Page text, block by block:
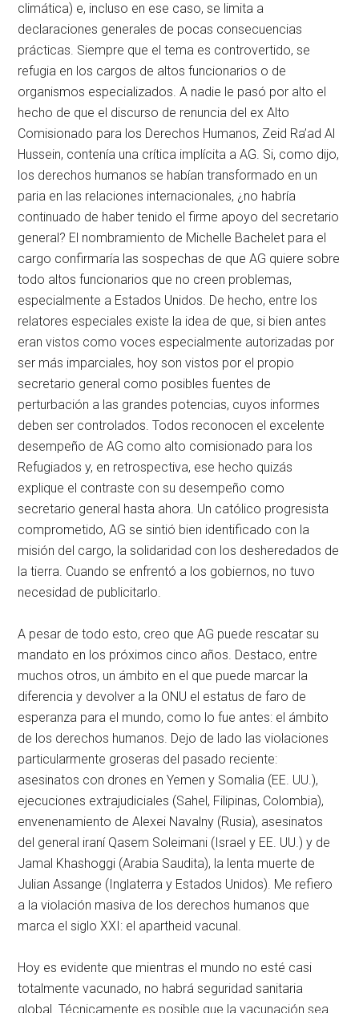
climática) e, incluso en ese caso, se limita a
declaraciones generales de pocas consecuencias
prácticas. Siempre que el tema es controvertido, se
refugia en los cargos de altos funcionarios o de
organismos especializados. A nadie le pasó por alto el
hecho de que el discurso de renuncia del ex Alto
Comisionado para los Derechos Humanos, Zeid Ra’ad Al
Hussein, contenía una crítica implícita a AG. Si, como dijo,
los derechos humanos se habían transformado en un
paria en las relaciones internacionales, ¿no habría
continuado de haber tenido el firme apoyo del secretario
general? El nombramiento de Michelle Bachelet para el
cargo confirmaría las sospechas de que AG quiere sobre
todo altos funcionarios que no creen problemas,
especialmente a Estados Unidos. De hecho, entre los
relatores especiales existe la idea de que, si bien antes
eran vistos como voces especialmente autorizadas por
ser más imparciales, hoy son vistos por el propio
secretario general como posibles fuentes de
perturbación a las grandes potencias, cuyos informes
deben ser controlados. Todos reconocen el excelente
desempeño de AG como alto comisionado para los
Refugiados y, en retrospectiva, ese hecho quizás
explique el contraste con su desempeño como
secretario general hasta ahora. Un católico progresista
comprometido, AG se sintió bien identificado con la
misión del cargo, la solidaridad con los desheredados de
la tierra. Cuando se enfrentó a los gobiernos, no tuvo
necesidad de publicitarlo.
A pesar de todo esto, creo que AG puede rescatar su
mandato en los próximos cinco años. Destaco, entre
muchos otros, un ámbito en el que puede marcar la
diferencia y devolver a la ONU el estatus de faro de
esperanza para el mundo, como lo fue antes: el ámbito
de los derechos humanos. Dejo de lado las violaciones
particularmente groseras del pasado reciente:
asesinatos con drones en Yemen y Somalia (EE. UU.),
ejecuciones extrajudiciales (Sahel, Filipinas, Colombia),
envenenamiento de Alexei Navalny (Rusia), asesinatos
del general iraní Qasem Soleimani (Israel y EE. UU.) y de
Jamal Khashoggi (Arabia Saudita), la lenta muerte de
Julian Assange (Inglaterra y Estados Unidos). Me refiero
a la violación masiva de los derechos humanos que
marca el siglo XXI: el apartheid vacunal.
Hoy es evidente que mientras el mundo no esté casi
totalmente vacunado, no habrá seguridad sanitaria
global. Técnicamente es posible que la vacunación sea